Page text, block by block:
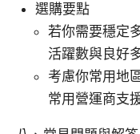
選購要點
若你需要穩定
活躍數與良好
考慮你常用地
常用營運商支